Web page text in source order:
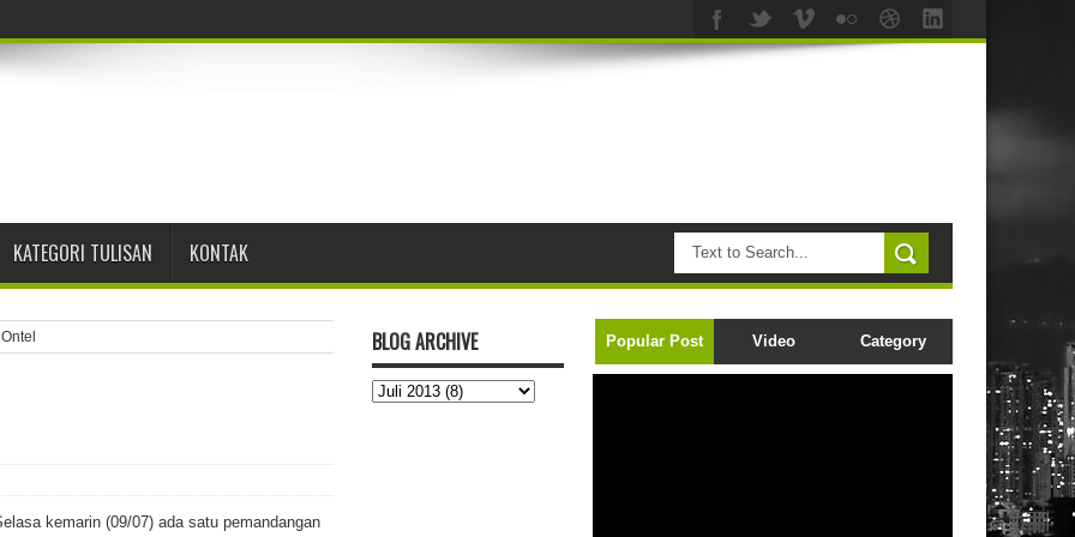
LPDP RI PK-258
Nias Raya
Digital
KATEGORI TULISAN KONTAK
BLOG ARCHIVE
kemarin (09/07) ada satu pemandangan
Popular Post Video Category